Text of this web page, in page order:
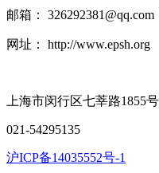
邮箱： 326292381@qq.com
网址： http://www.epsh.org
上海市闵行区七莘路1855
021-54295135
沪ICP备14035552号-1